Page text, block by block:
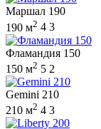
Маршал 190
190 м2 4 3
Фламандия 150
150 м2 5 2
Gemini 210
210 м2 4 3